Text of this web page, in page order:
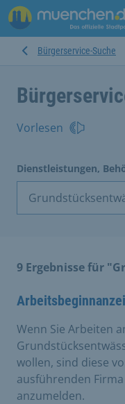
Bürgerservice-Suche
Vorlesen
Dienstleistungen,
9 Ergebnisse für
Wenn Sie Arbeiten
wollen, sind diese
ausführenden
anzumelden.